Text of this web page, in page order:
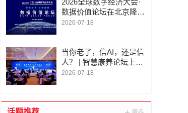
2026全球数字经济大会·
数据价值论坛在北京隆重
举行
2026-07-18
当你老了，信AI，还是信
人？ | 智慧康养论坛上，
这个问题激辩了数个小时
2026-07-18